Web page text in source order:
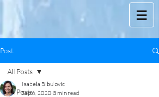
Post
All Posts
All Posts
Isabela Bibulovic
Sep 6, 2020 3 min read